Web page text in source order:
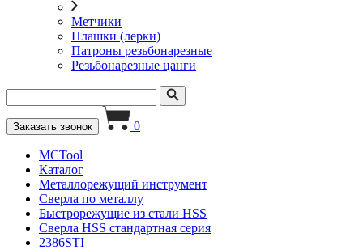
Метчики
Плашки (лерки)
Патроны резьбонарезные
Резьбонарезные цанги
Заказать звонок 0
MCTool
Каталог
Металлорежущий инструмент
Сверла по металлу
Быстрорежущие из стали HSS
Сверла HSS стандартная серия
2386STI